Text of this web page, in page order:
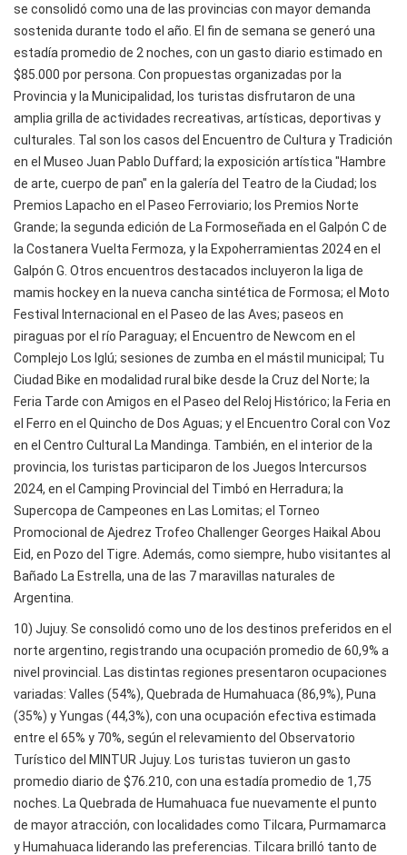
se consolidó como una de las provincias con mayor demanda
sostenida durante todo el año. El fin de semana se generó una
estadía promedio de 2 noches, con un gasto diario estimado en
$85.000 por persona. Con propuestas organizadas por la
Provincia y la Municipalidad, los turistas disfrutaron de una
amplia grilla de actividades recreativas, artísticas, deportivas y
culturales. Tal son los casos del Encuentro de Cultura y Tradición
en el Museo Juan Pablo Duffard; la exposición artística "Hambre
de arte, cuerpo de pan" en la galería del Teatro de la Ciudad; los
Premios Lapacho en el Paseo Ferroviario; los Premios Norte
Grande; la segunda edición de La Formoseñada en el Galpón C de
la Costanera Vuelta Fermoza, y la Expoherramientas 2024 en el
Galpón G. Otros encuentros destacados incluyeron la liga de
mamis hockey en la nueva cancha sintética de Formosa; el Moto
Festival Internacional en el Paseo de las Aves; paseos en
piraguas por el río Paraguay; el Encuentro de Newcom en el
Complejo Los Iglú; sesiones de zumba en el mástil municipal; Tu
Ciudad Bike en modalidad rural bike desde la Cruz del Norte; la
Feria Tarde con Amigos en el Paseo del Reloj Histórico; la Feria en
el Ferro en el Quincho de Dos Aguas; y el Encuentro Coral con Voz
en el Centro Cultural La Mandinga. También, en el interior de la
provincia, los turistas participaron de los Juegos Intercursos
2024, en el Camping Provincial del Timbó en Herradura; la
Supercopa de Campeones en Las Lomitas; el Torneo
Promocional de Ajedrez Trofeo Challenger Georges Haikal Abou
Eid, en Pozo del Tigre. Además, como siempre, hubo visitantes al
Bañado La Estrella, una de las 7 maravillas naturales de
Argentina.
10) Jujuy. Se consolidó como uno de los destinos preferidos en el
norte argentino, registrando una ocupación promedio de 60,9% a
nivel provincial. Las distintas regiones presentaron ocupaciones
variadas: Valles (54%), Quebrada de Humahuaca (86,9%), Puna
(35%) y Yungas (44,3%), con una ocupación efectiva estimada
entre el 65% y 70%, según el relevamiento del Observatorio
Turístico del MINTUR Jujuy. Los turistas tuvieron un gasto
promedio diario de $76.210, con una estadía promedio de 1,75
noches. La Quebrada de Humahuaca fue nuevamente el punto
de mayor atracción, con localidades como Tilcara, Purmamarca
y Humahuaca liderando las preferencias. Tilcara brilló tanto de